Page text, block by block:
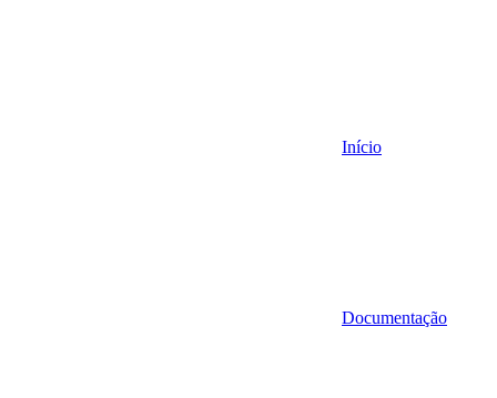
Início
Documentação